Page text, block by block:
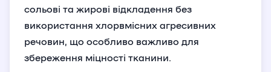
сольові та жирові відкладення без
використання хлорвмісних агресивних
речовин, що особливо важливо для
збереження міцності тканини.